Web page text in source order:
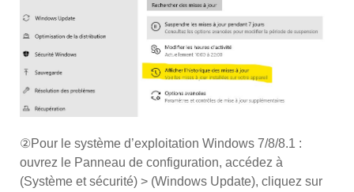
②Pour le système d’exploitation Windows 7/8/8.1 :
ouvrez le Panneau de configuration, accédez à
(Système et sécurité) > (Windows Update), cliquez sur